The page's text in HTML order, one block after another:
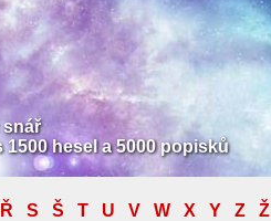
snář
hesel a 5000 popisků
Ř S Š T U V W X Y Z Ž